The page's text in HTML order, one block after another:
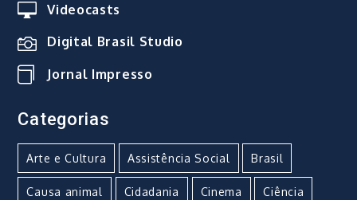
Videocasts
Digital Brasil Studio
Jornal Impresso
Categorias
Arte e Cultura Assistência Social Brasil
Causa animal Cidadania Cinema Ciência